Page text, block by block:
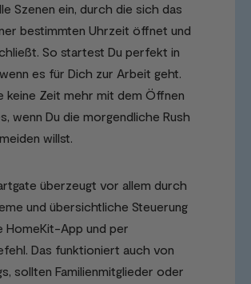
Szenen ein, durch die sich das
bestimmten Uhrzeit öffnet und
So startest Du perfekt in
es für Dich zur Arbeit geht.
keine Zeit mehr mit dem Öffnen
wenn Du die morgendliche Rush
willst.
überzeugt vor allem durch
und übersichtliche Steuerung
HomeKit-App und per
Das funktioniert auch von
sollten Familienmitglieder oder